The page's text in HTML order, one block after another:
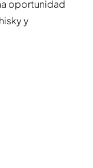
oportunidad
y